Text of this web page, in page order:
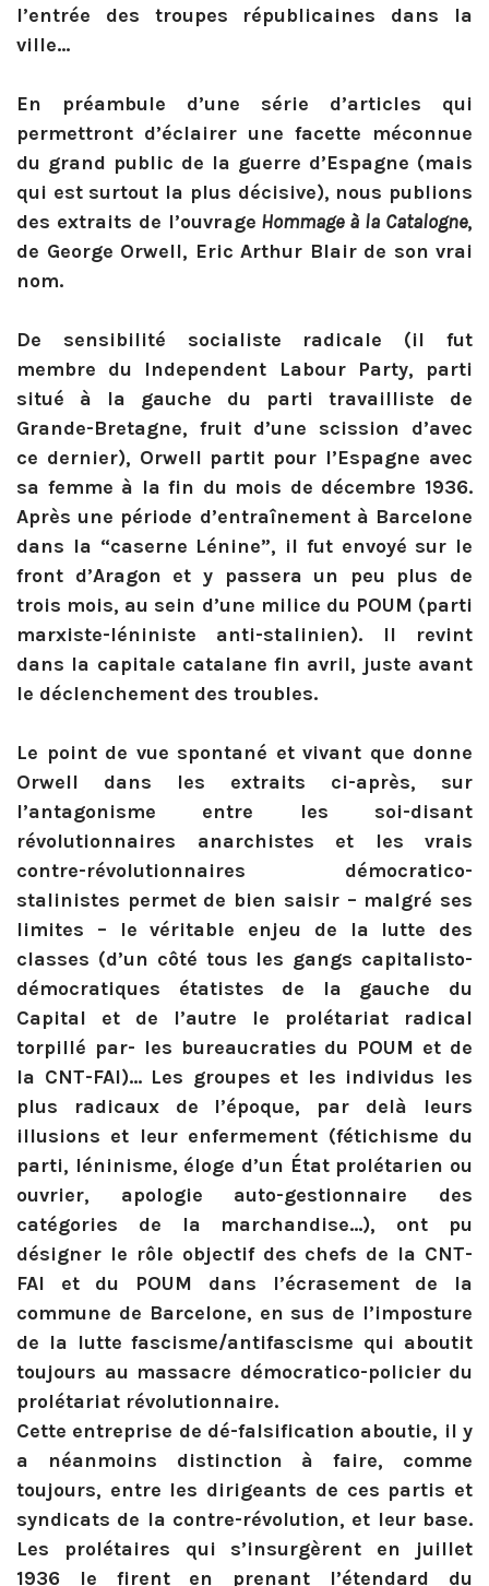
l’entrée des troupes républicaines dans la
ville…
En préambule d’une série d’articles qui
permettront d’éclairer une facette méconnue
du grand public de la guerre d’Espagne (mais
qui est surtout la plus décisive), nous publions
des extraits de l’ouvrage Hommage à la Catalogne,
de George Orwell, Eric Arthur Blair de son vrai
nom.
De sensibilité socialiste radicale (il fut
membre du Independent Labour Party, parti
situé à la gauche du parti travailliste de
Grande-Bretagne, fruit d’une scission d’avec
ce dernier), Orwell partit pour l’Espagne avec
sa femme à la fin du mois de décembre 1936.
Après une période d’entraînement à Barcelone
dans la “caserne Lénine”, il fut envoyé sur le
front d’Aragon et y passera un peu plus de
trois mois, au sein d’une milice du POUM (parti
marxiste-léniniste anti-stalinien). Il revint
dans la capitale catalane fin avril, juste avant
le déclenchement des troubles.
Le point de vue spontané et vivant que donne
Orwell dans les extraits ci-après, sur
l’antagonisme entre les soi-disant
révolutionnaires anarchistes et les vrais
contre-révolutionnaires démocratico-
stalinistes permet de bien saisir – malgré ses
limites – le véritable enjeu de la lutte des
classes (d’un côté tous les gangs capitalisto-
démocratiques étatistes de la gauche du
Capital et de l’autre le prolétariat radical
torpillé par- les bureaucraties du POUM et de
la CNT-FAI)… Les groupes et les individus les
plus radicaux de l’époque, par delà leurs
illusions et leur enfermement (fétichisme du
parti, léninisme, éloge d’un État prolétarien ou
ouvrier, apologie auto-gestionnaire des
catégories de la marchandise…), ont pu
désigner le rôle objectif des chefs de la CNT-
FAI et du POUM dans l’écrasement de la
commune de Barcelone, en sus de l’imposture
de la lutte fascisme/antifascisme qui aboutit
toujours au massacre démocratico-policier du
prolétariat révolutionnaire.
Cette entreprise de dé-falsification aboutie, il y
a néanmoins distinction à faire, comme
toujours, entre les dirigeants de ces partis et
syndicats de la contre-révolution, et leur base.
Les prolétaires qui s’insurgèrent en juillet
1936 le firent en prenant l’étendard du